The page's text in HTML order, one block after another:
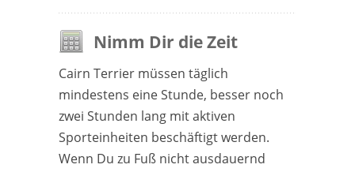
Nimm Dir die Zeit
Cairn Terrier müssen täglich
mindestens eine Stunde, besser noch
zwei Stunden lang mit aktiven
Sporteinheiten beschäftigt werden.
Wenn Du zu Fuß nicht ausdauernd